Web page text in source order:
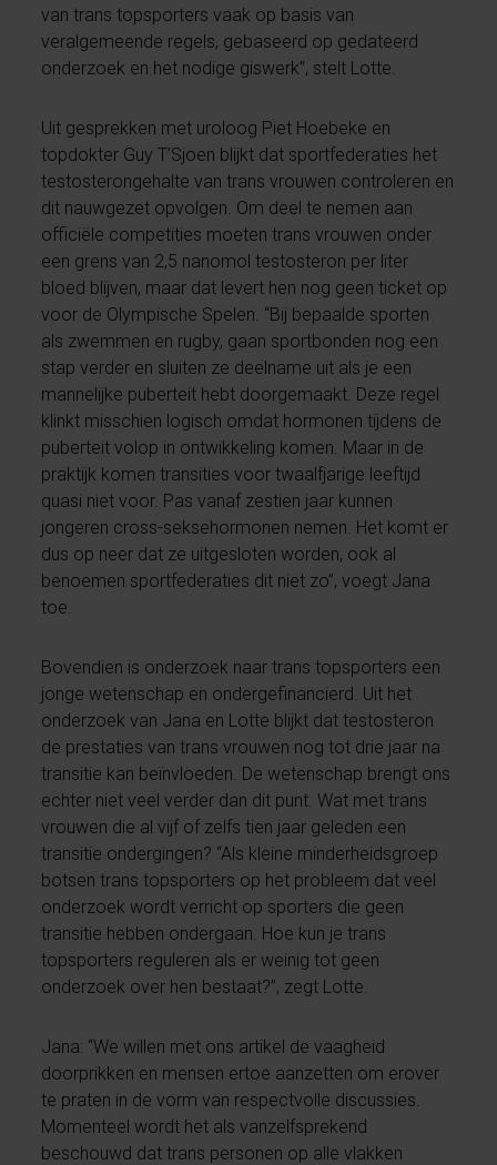
van trans topsporters vaak op basis van
veralgemeende regels, gebaseerd op gedateerd
onderzoek en het nodige giswerk”, stelt Lotte.
Uit gesprekken met uroloog Piet Hoebeke en
topdokter Guy T’Sjoen blijkt dat sportfederaties het
testosterongehalte van trans vrouwen controleren en
dit nauwgezet opvolgen. Om deel te nemen aan
officiële competities moeten trans vrouwen onder
een grens van 2,5 nanomol testosteron per liter
bloed blijven, maar dat levert hen nog geen ticket op
voor de Olympische Spelen. “Bij bepaalde sporten
als zwemmen en rugby, gaan sportbonden nog een
stap verder en sluiten ze deelname uit als je een
mannelijke puberteit hebt doorgemaakt. Deze regel
klinkt misschien logisch omdat hormonen tijdens de
puberteit volop in ontwikkeling komen. Maar in de
praktijk komen transities voor twaalfjarige leeftijd
quasi niet voor. Pas vanaf zestien jaar kunnen
jongeren cross-seksehormonen nemen. Het komt er
dus op neer dat ze uitgesloten worden, ook al
benoemen sportfederaties dit niet zo”, voegt Jana
toe.
Bovendien is onderzoek naar trans topsporters een
jonge wetenschap en ondergefinancierd. Uit het
onderzoek van Jana en Lotte blijkt dat testosteron
de prestaties van trans vrouwen nog tot drie jaar na
transitie kan beïnvloeden. De wetenschap brengt ons
echter niet veel verder dan dit punt. Wat met trans
vrouwen die al vijf of zelfs tien jaar geleden een
transitie ondergingen? “Als kleine minderheidsgroep
botsen trans topsporters op het probleem dat veel
onderzoek wordt verricht op sporters die geen
transitie hebben ondergaan. Hoe kun je trans
topsporters reguleren als er weinig tot geen
onderzoek over hen bestaat?”, zegt Lotte.
Jana: “We willen met ons artikel de vaagheid
doorprikken en mensen ertoe aanzetten om erover
te praten in de vorm van respectvolle discussies.
Momenteel wordt het als vanzelfsprekend
beschouwd dat trans personen op alle vlakken